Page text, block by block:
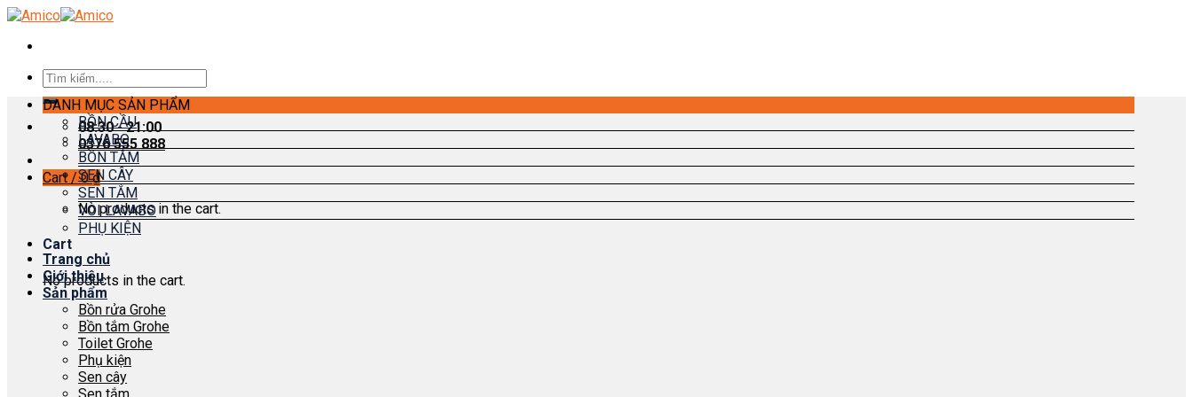
Skip
content
Search
for:
08:30 - 21:00
0376 555 888
Cart /0₫
No products in the cart.
Cart
No products in the cart.
DANH MỤC SẢN PHẨM
BỒN CẦU
LAVABO
BỒN TẮM
SEN CÂY
SEN TẮM
VÒI LAVABO
PHỤ KIỆN
Trang chủ
Giới thiệu
Sản phẩm
Bồn rửa Grohe
Bồn tắm Grohe
Toilet Grohe
Phụ kiện
Sen cây